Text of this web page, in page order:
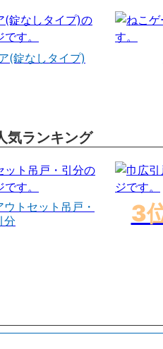
(錠なしタイプ)
気ランキング
ウトセット吊戸・
分